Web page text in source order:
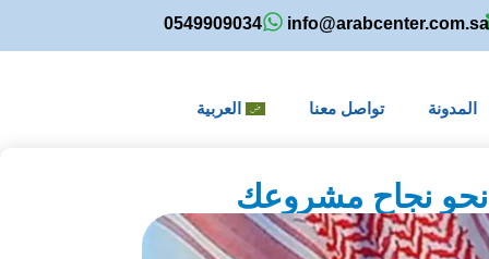
info@arabcenter.com.sa
0549909034
المدونة تواصل معنا العربية
نحو نجاح مشروعك